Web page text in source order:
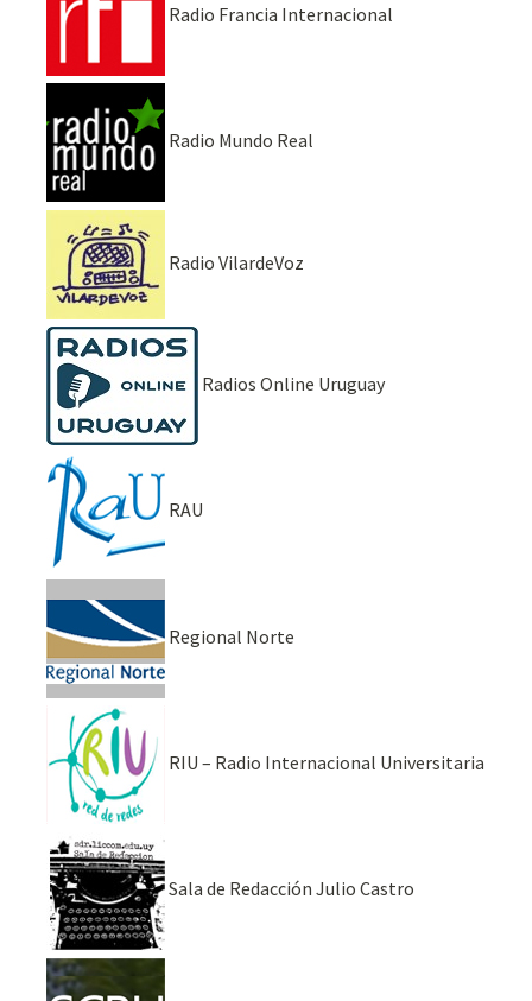
Radio Francia Internacional
Radio Mundo Real
Radio VilardeVoz
Radios Online Uruguay
RAU
Regional Norte
RIU – Radio Internacional Universitaria
Sala de Redacción Julio Castro